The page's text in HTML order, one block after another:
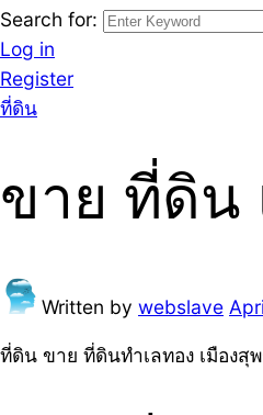
Search for:
Log in
Register
ที่ดิน
ขาย ที่ดิน
Written by webslave
ที่ดิน ขาย ที่ดินทำเลทอง เมืองสุ